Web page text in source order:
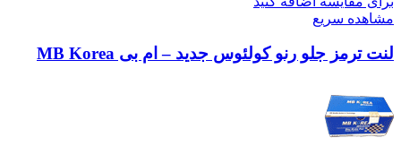
مشاهده سریع
لنت ترمز جلو رنو کولئوس جدید – ام بی MB Korea